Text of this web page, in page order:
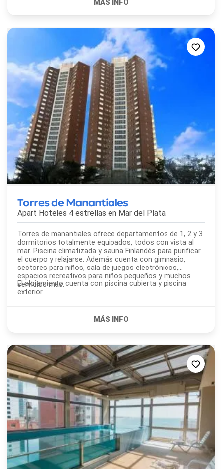
Torres de Manantiales
Apart Hoteles 4 estrellas en Mar del Plata
Torres de manantiales ofrece departamentos de 1, 2 y 3
dormitorios totalmente equipados, todos con vista al
mar. Piscina climatizada y sauna Finlandés para purificar
el cuerpo y relajarse. Además cuenta con gimnasio,
sectores para niños, sala de juegos electrónicos,
espacios recreativos para niños pequeños y muchos
servicios mas.
El alojamiento cuenta con piscina cubierta y piscina
exterior.